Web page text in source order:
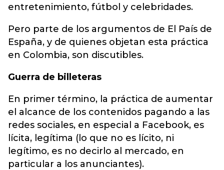
entretenimiento, fútbol y celebridades.
Pero parte de los argumentos de El País de
España, y de quienes objetan esta práctica
en Colombia, son discutibles.
Guerra de billeteras
En primer término, la práctica de aumentar
el alcance de los contenidos pagando a las
redes sociales, en especial a Facebook, es
lícita, legítima (lo que no es lícito, ni
legítimo, es no decirlo al mercado, en
particular a los anunciantes).